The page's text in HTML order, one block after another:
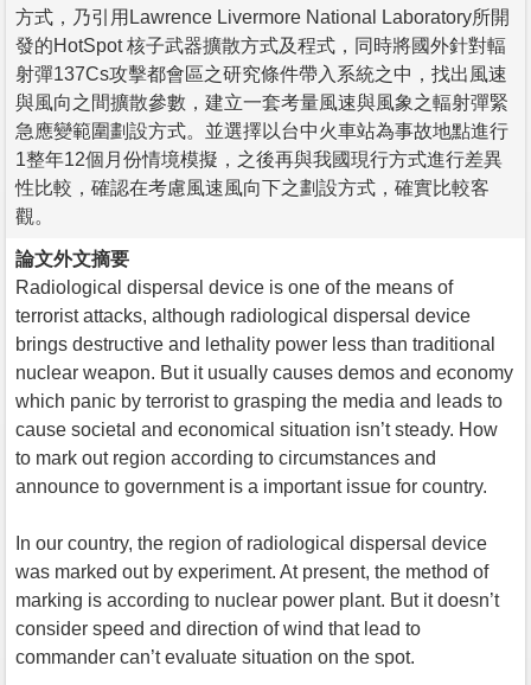
方式，乃引用Lawrence Livermore National Laboratory所開
發的HotSpot 核子武器擴散方式及程式，同時將國外針對輻
射彈137Cs攻擊都會區之研究條件帶入系統之中，找出風速
與風向之間擴散參數，建立一套考量風速與風象之輻射彈緊
急應變範圍劃設方式。並選擇以台中火車站為事故地點進行
1整年12個月份情境模擬，之後再與我國現行方式進行差異
性比較，確認在考慮風速風向下之劃設方式，確實比較客
觀。
論文外文摘要
Radiological dispersal device is one of the means of
terrorist attacks, although radiological dispersal device
brings destructive and lethality power less than traditional
nuclear weapon. But it usually causes demos and economy
which panic by terrorist to grasping the media and leads to
cause societal and economical situation isn’t steady. How
to mark out region according to circumstances and
announce to government is a important issue for country.
In our country, the region of radiological dispersal device
was marked out by experiment. At present, the method of
marking is according to nuclear power plant. But it doesn’t
consider speed and direction of wind that lead to
commander can’t evaluate situation on the spot.